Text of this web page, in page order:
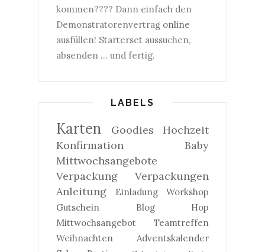
kommen???? Dann einfach den
Demonstratorenvertrag online
ausfüllen! Starterset aussuchen,
absenden ... und fertig.
LABELS
Karten Goodies
Hochzeit
Konfirmation
Baby
Mittwochsangebote
Verpackung
Verpackungen
Anleitung
Einladung
Workshop
Gutschein
Blog Hop
Mittwochsangebot
Teamtreffen
Weihnachten
Adventskalender